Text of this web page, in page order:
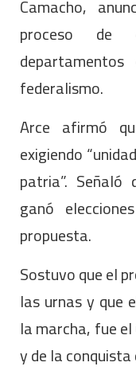
Camacho,
proceso de
federalismo.
Arce afirmó
exigiendo
patria”.
ganó
propuesta.
Sostuvo que el
las urnas y que
la marcha, fue
y de la